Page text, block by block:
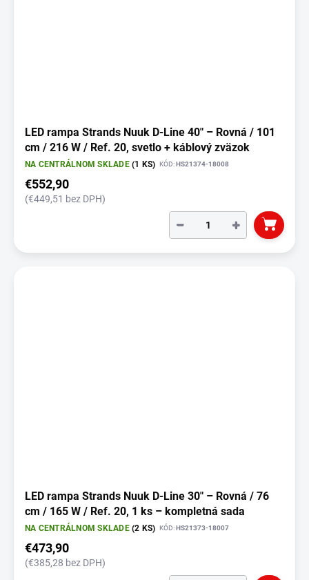
LED rampa Strands Nuuk D-Line 40" – Rovná / 101
cm / 216 W / Ref. 20, svetlo + káblový zväzok
NA CENTRÁLNOM SKLADE(1 KS) KÓD:HS21374-18008
€552,90
(€449,51 bez DPH)
+
−
LED rampa Strands Nuuk D-Line 30" – Rovná / 76
cm / 165 W / Ref. 20, 1 ks – kompletná sada
NA CENTRÁLNOM SKLADE(2 KS) KÓD: HS21373-18007
€473,90
(€385,28 bez DPH)